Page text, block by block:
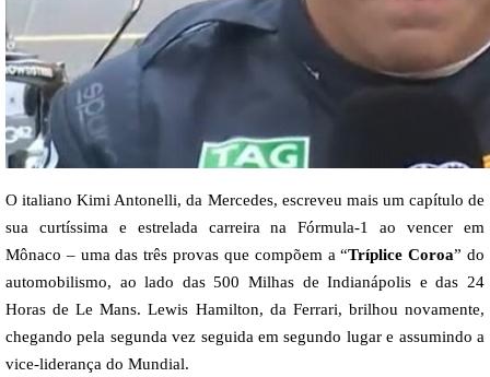
O italiano Kimi Antonelli, da Mercedes, escreveu mais um capítulo de
sua curtíssima e estrelada carreira na Fórmula-1 ao vencer em
Mônaco – uma das três provas que compõem a “Tríplice Coroa” do
automobilismo, ao lado das 500 Milhas de Indianápolis e das 24
Horas de Le Mans. Lewis Hamilton, da Ferrari, brilhou novamente,
chegando pela segunda vez seguida em segundo lugar e assumindo a
vice-liderança do Mundial.